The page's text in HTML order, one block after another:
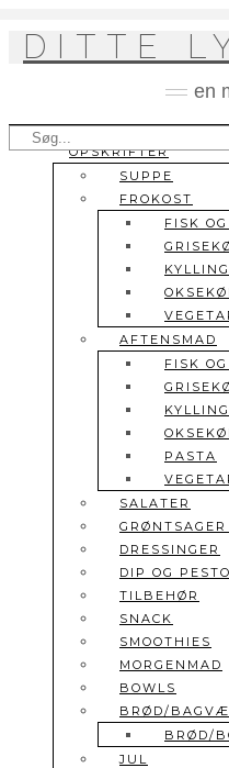
content
DITTE
en
OPSKRIFTER
SUPPE
FROKOST
FISK
KYLLING
AFTENSMAD
FISK
KYLLING
PASTA
SALATER
DRESSINGER
DIP OG PESTO
TILBEHØR
SNACK
SMOOTHIES
MORGENMAD
BOWLS
BRØD/
BRØD/
JUL